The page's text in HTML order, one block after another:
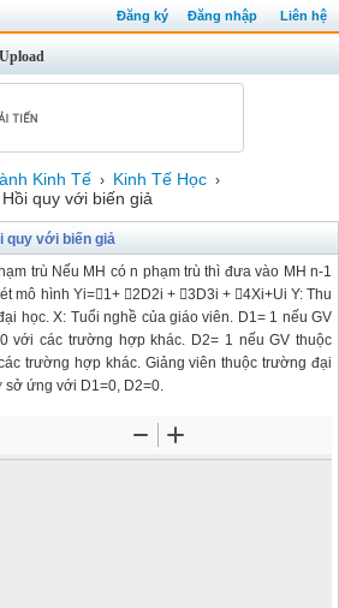
Đăng ký Đăng nhập Liên hệ
Upload
Kinh Tế › Kinh Tế Học ›
quy với biến giả
quy với biến giả
trù Nếu MH có n phạm trù thì đưa vào MH n-1
mô hình Yi=1+ 2D2i + 3D3i + 4Xi+Ui Y: Thu
học. X: Tuổi nghề của giáo viên. D1= 1 nếu GV
với các trường hợp khác. D2= 1 nếu GV thuộc
trường hợp khác. Giảng viên thuộc trường đại
sở ứng với D1=0, D2=0.